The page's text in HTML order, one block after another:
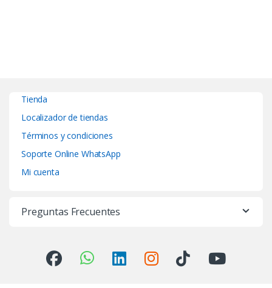
Tienda
Localizador de tiendas
Términos y condiciones
Soporte Online WhatsApp
Mi cuenta
Preguntas Frecuentes